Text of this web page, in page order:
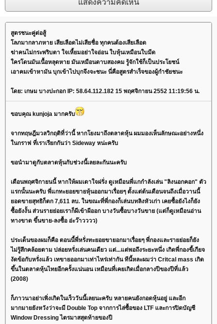
สูตรชนะคู่ต่อสู้
ลภมากลาภหาย เสียเลือดไม่เสียชื่อ ทุกคนต้องเสียเลือด
ฆ่าคนไม่กระพริบตา ใจเหี้ยมอย่าใจอ่อน ใบหุ้นเหมือนใบมีด
ครโดนมันเนื้อหลุดหาย มันเหมือนดาบสองคม รู้จักใช้ก็เป็นประโยชน์
เอาคมเข้าหามัน บุกเข้าไปบุกจึงจะชนะ นี่คือสูตรสำเร็จของผู้กำชัยชนะ
ดย: เกษม บางปะกอก IP: 58.64.112.182 15 พฤศจิกายน 2552 11:19:56 น.
ขอบคุณ kunjoja มากครับ
จากทฤษฎีมวลวิกฤติที่ว่านี้ หากโยงมาถึงตลาดหุ้น ผมมองเห็นลักษณะอย่างหนึ่ง
นกราฟ ที่เราเรียกกันว่า Sideway หน่ะครับ
ขอนำมาดูกับตลาดหุ้นกับช่วงนี้เลยละกันนะครับ
เดือนพฤศจิกายนนี้ หากให้ผมเดาใจฝรั่ง ดูเหมือนพี่แกกำลังเล่น "ลิงนอกคอก" ตัว
รกนั้นนะครับ พี่แกทะยอยขายหุ้นออกมาเรื่อยๆ ตั้งแต่ต้นเดือนจนถึงเมื่อวานนี้
อดขายสุทธิก็ตก 7,611 ลบ. ในขณะที่พี่กองก็เล่นบทลิงหัวเก่า เคยซื้อยังไงก็ยัง
ซื้อยังงั้น ส่วนรายย่อยเราก็ผีเข้าผีออก บางวันซื้อบางวันขาย (แต่ก็ดูเหมือนอ่าน
ทางขาด ขึ้นขาย-ลงซื้อ อ่ะว๊าวววว)
ประเด็นของผมก็คือ ตอนนี้พี่หรั่งทะยอยขายอกมาเรื่อยๆ พี่กองและรายย่อยก็ยัง
ไม่รู้สึกคล้อยตาม ปล่อยหรั่งเล่นคนเดียว แต่...แต่พอถึงระยะหนึ่ง เกิดพี่กองขี้เกียจ
งัดข้อกับหรั่งแล้ว เทขายออกมาเท่าไหร่เท่ากัน ทีนี้หละผมว่า Critcal mass เกิด
ขึ้นในตลาดหุ้นไทยอีกครั้งแน่นอนเหมือนที่เคยเกิดเมื่อกลางปีของปีที่แล้ว
(2008)
ก็ภาวนาอย่าเพิ่งเกิดในเร็ววันนี้เลยนะครับ หลายคนยังกอดหุ้นอยู่ และอีก
มากมายยังหวังว่าจะมี Double Top จากการไล่ซื้อของ LTF และการปิดบัญชี
Window Dressing ไตรมาสสุดท้ายของปี